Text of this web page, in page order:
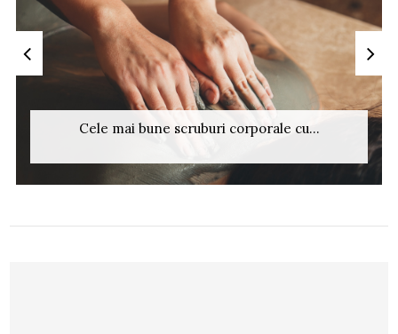
Cele mai bune scruburi corporale cu...